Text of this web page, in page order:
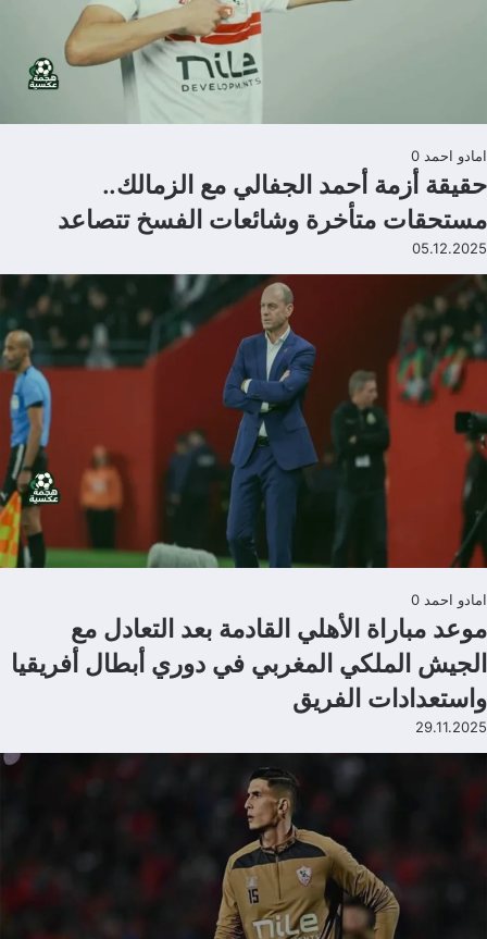
امادو احمد 0
حقيقة أزمة أحمد الجفالي مع الزمالك..
مستحقات متأخرة وشائعات الفسخ تتصاعد
05.12.2025
امادو احمد 0
موعد مباراة الأهلي القادمة بعد التعادل مع
الجيش الملكي المغربي في دوري أبطال أفريقيا
واستعدادات الفريق
29.11.2025